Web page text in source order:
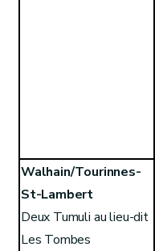
Walhain/Tourinnes-
St-Lambert
Deux Tumuli au lieu-dit
Les Tombes